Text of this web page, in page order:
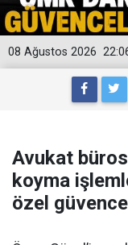
08 Ağustos 2026
Avukat
koyma
özel